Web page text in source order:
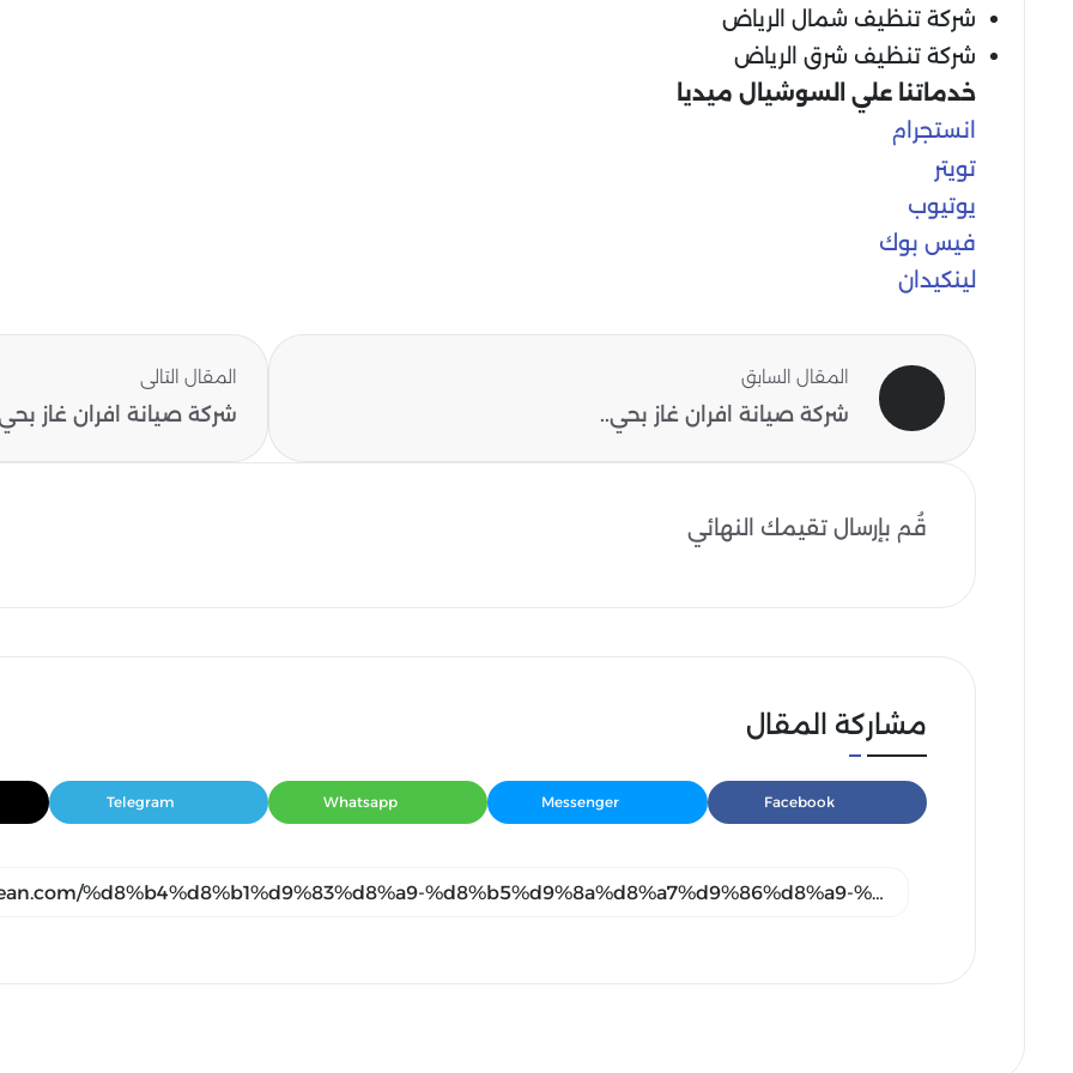
شركة تنظيف شمال الرياض
شركة تنظيف شرق الرياض
خدماتنا علي السوشيال ميديا
انستجرام
تويتر
يوتيوب
فيس بوك
لينكيدان
المقال السابق
شركة صيانة افران غاز بحي..
المقال التالى
شركة صيانة افران غاز
قُم بإرسال تقيمك النهائي
مشاركة المقال
Facebook
Messenger
Whatsapp
Telegram